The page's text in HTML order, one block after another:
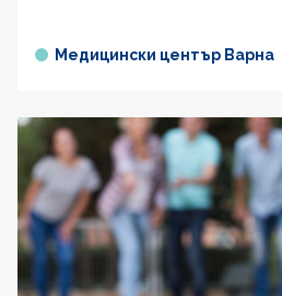
Медицински център Варна